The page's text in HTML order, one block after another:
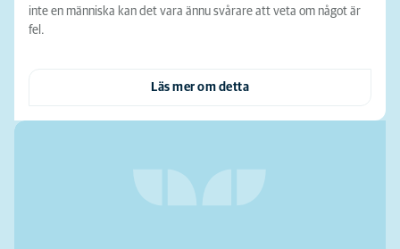
inte en människa kan det vara ännu svårare att veta om något är
fel.
Läs mer om detta